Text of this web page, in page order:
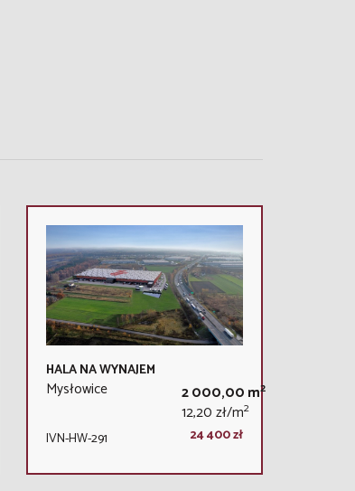
HALA NA WYNAJEM
Mysłowice 2 000,00 m2
12,20 zł/m2
IVN-HW-291 24 400 zł